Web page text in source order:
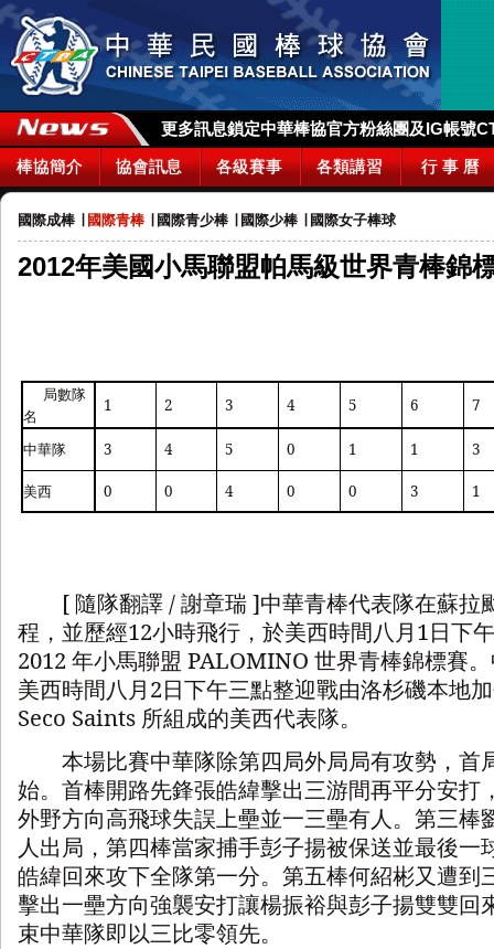
更多訊息鎖定中華棒協官方粉絲團及IG帳號
棒協簡介 協會訊息 各級賽事 各類講習 行 事 曆
國際成棒 國際青棒 國際青少棒 國際少棒 國際女子棒球
2012年美國小馬聯盟帕馬級世界青棒錦
局數隊
名
1 2 3 4 5 6 7
中華隊 3 4 5 0 1 1 3
美西 0 0 4 0 0 3 1
[ 隨隊翻譯 /謝章瑞]中華青棒代表隊在蘇拉
程，並歷經12小時飛行，於美西時間八月1日下
2012 年小馬聯盟 PALOMINO 世界青棒錦標賽
美西時間八月2日下午三點整迎戰由洛杉磯本地
Seco Saints 所組成的美西代表隊。
本場比賽中華隊除第四局外局局有攻勢，首
始。首棒開路先鋒張皓緯擊出三游間再平分安打
外野方向高飛球失誤上壘並一三壘有人。第三棒
人出局，第四棒當家捕手彭子揚被保送並最後一
皓緯回來攻下全隊第一分。第五棒何紹彬又遭到
擊出一壘方向強襲安打讓楊振裕與彭子揚雙雙回
束中華隊即以三比零領先。